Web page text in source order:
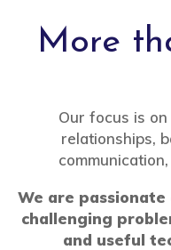
More
Our focus is
relationships,
We are
challenging
and useful